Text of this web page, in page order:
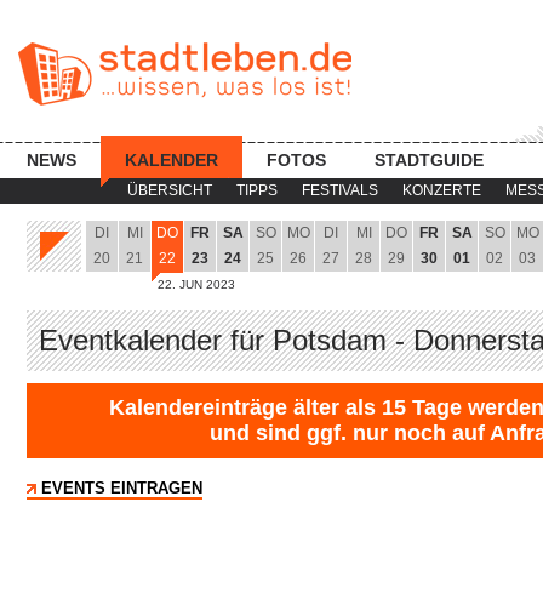
ÜBERSICHT TIPPS FESTIVALS KONZERTE
NEWS KALENDER FOTOS STADTGUIDE
DI
20
MI
21
DO
22
22. JUN 2023
FR
23
SA
24
SO
25
MO
26
DI
27
MI
28
DO
29
FR
30
SA
01
SO
02
MO
03
Eventkalender für Potsdam -
Kalendereinträge älter als 15 Tage
und sind ggf. nur noch auf
EVENTS EINTRAGEN